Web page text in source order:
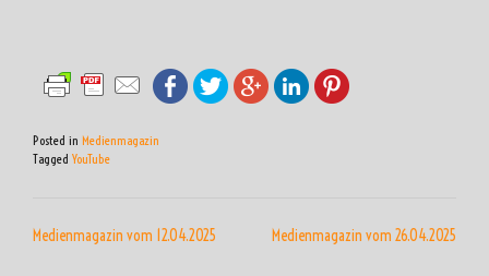
Posted in Medienmagazin
Tagged YouTube
Medienmagazin vom 12.04.2025 Medienmagazin vom 26.04.2025